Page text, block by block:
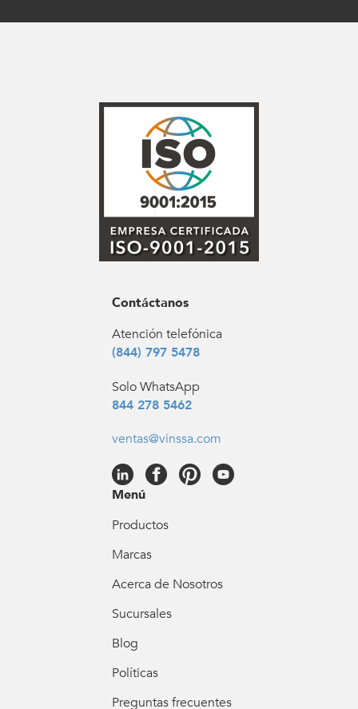
Contáctanos
Atención telefónica
(844) 797 5478
Solo WhatsApp
844 278 5462
ventas@vinssa.com
Menú
Productos
Marcas
Acerca de Nosotros
Sucursales
Blog
Políticas
Preguntas frecuentes